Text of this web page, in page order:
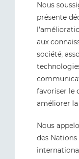
Nous
présente
aux
société,
favoriser le
améliorer la
Nous
des Nations